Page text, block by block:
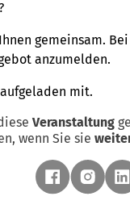
und
gemeinsam.
anzumelden.
mit.
Veranstaltung
wenn Sie sie